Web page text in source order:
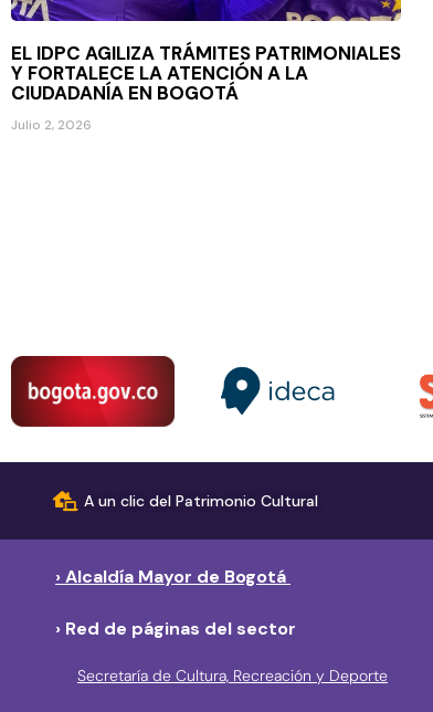
EL IDPC AGILIZA TRÁMITES PATRIMONIALES
Y FORTALECE LA ATENCIÓN A LA
CIUDADANÍA EN BOGOTÁ
Julio 2, 2026
A un clic del Patrimonio Cultural
› Alcaldía Mayor de Bogotá
› Red de páginas del sector
Secretaría de Cultura, Recreación y Deporte